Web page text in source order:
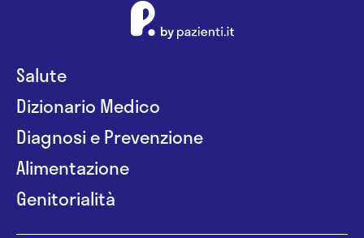
Salute
Dizionario Medico
Diagnosi e Prevenzione
Alimentazione
Genitorialità